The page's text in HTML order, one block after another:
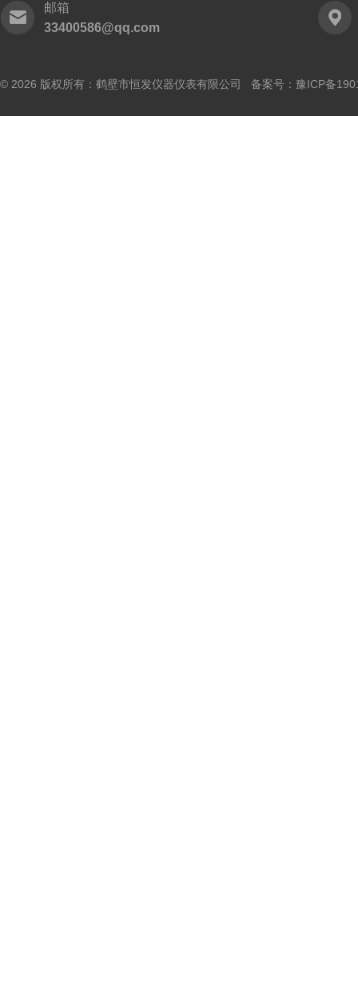
邮箱
33400586@qq.com
© 2026 版权所有：鹤壁市恒发仪器仪表有限公司 备案号： 豫ICP备